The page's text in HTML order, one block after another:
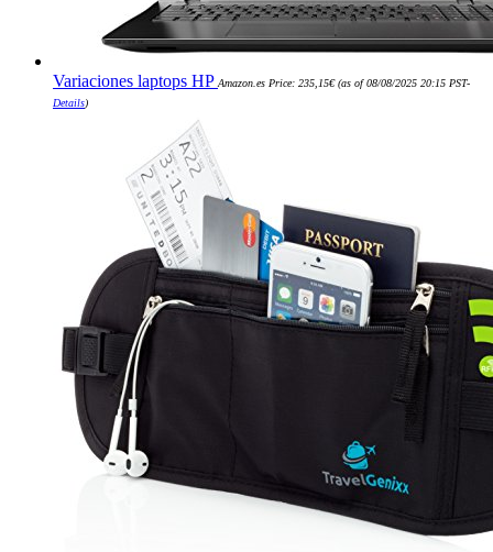
Variaciones laptops HP Amazon.es Price: 235,15€(as of 08/08/2025 20:15 PST-
Details)